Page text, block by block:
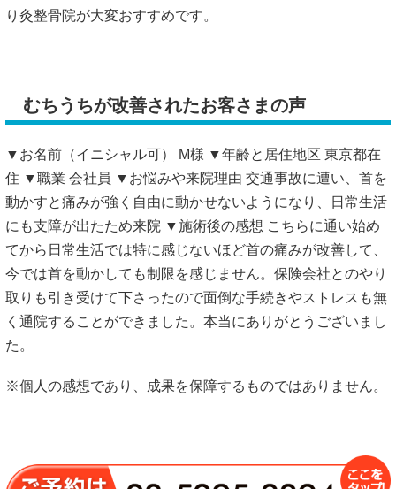
り灸整骨院が大変おすすめです。
むちうちが改善されたお客さまの声
▼お名前（イニシャル可） M様 ▼年齢と居住地区 東京都在
住 ▼職業 会社員 ▼お悩みや来院理由 交通事故に遭い、首を
動かすと痛みが強く自由に動かせないようになり、日常生活
にも支障が出たため来院 ▼施術後の感想 こちらに通い始め
てから日常生活では特に感じないほど首の痛みが改善して、
今では首を動かしても制限を感じません。保険会社とのやり
取りも引き受けて下さったので面倒な手続きやストレスも無
く通院することができました。本当にありがとうございまし
た。
※個人の感想であり、成果を保障するものではありません。